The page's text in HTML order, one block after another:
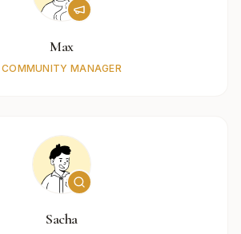
Max
COMMUNITY MANAGER
Sacha